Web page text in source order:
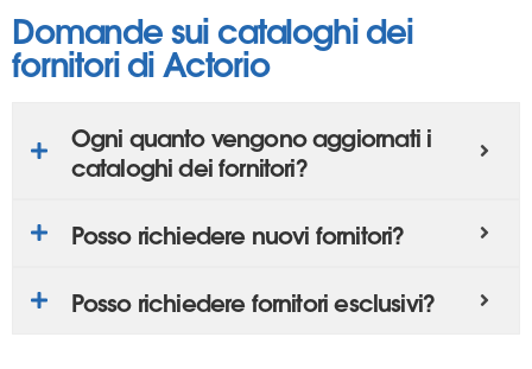
Domande sui cataloghi dei
fornitori di Actorio
Ogni quanto vengono aggiornati i
cataloghi dei fornitori?
Posso richiedere nuovi fornitori?
Posso richiedere fornitori esclusivi?